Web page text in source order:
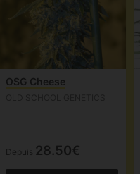
OSG Cheese
Depuis 28.50€